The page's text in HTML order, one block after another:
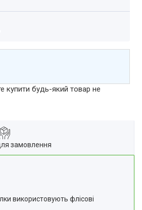
купити будь-який товар не
замовлення
використовують флісові